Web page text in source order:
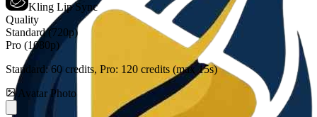
Kling Lip Sync
Quality
Standard (720p)
Pro (1080p)
Standard: 60 credits, Pro: 120 credits (max 15s)
Avatar Photo